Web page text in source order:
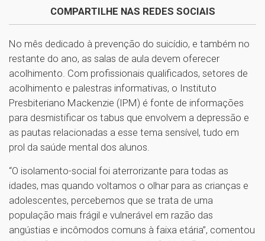
COMPARTILHE NAS REDES SOCIAIS
No mês dedicado à prevenção do suicídio, e também no
restante do ano, as salas de aula devem oferecer
acolhimento. Com profissionais qualificados, setores de
acolhimento e palestras informativas, o Instituto
Presbiteriano Mackenzie (IPM) é fonte de informações
para desmistificar os tabus que envolvem a depressão e
as pautas relacionadas a esse tema sensível, tudo em
prol da saúde mental dos alunos.
“O isolamento-social foi aterrorizante para todas as
idades, mas quando voltamos o olhar para as crianças e
adolescentes, percebemos que se trata de uma
população mais frágil e vulnerável em razão das
angústias e incômodos comuns à faixa etária”, comentou